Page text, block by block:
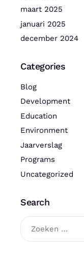
maart 2025
januari 2025
december 2024
Categories
Blog
Development
Education
Environment
Jaarverslag
Programs
Uncategorized
Search